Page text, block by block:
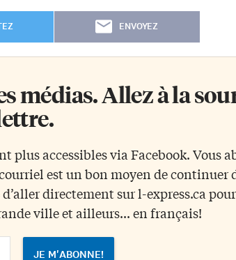
ENVOYEZ
médias. Allez à la
plus accessibles via Facebook. Vous
est un bon moyen de continuer
directement sur l-express.ca
ville et ailleurs... en français!